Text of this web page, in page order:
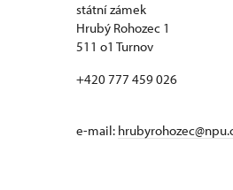
státní zámek
Hrubý Rohozec 1
511 o1 Turnov
+420 777 459 026
e-mail: